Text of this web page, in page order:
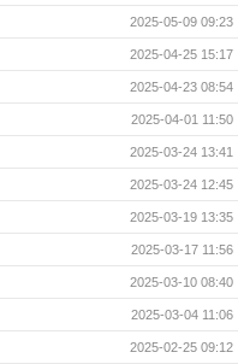
2025-05-09 09:23
2025-04-25 15:17
2025-04-23 08:54
2025-04-01 11:50
2025-03-24 13:41
2025-03-24 12:45
2025-03-19 13:35
2025-03-17 11:56
2025-03-10 08:40
2025-03-04 11:06
2025-02-25 09:12